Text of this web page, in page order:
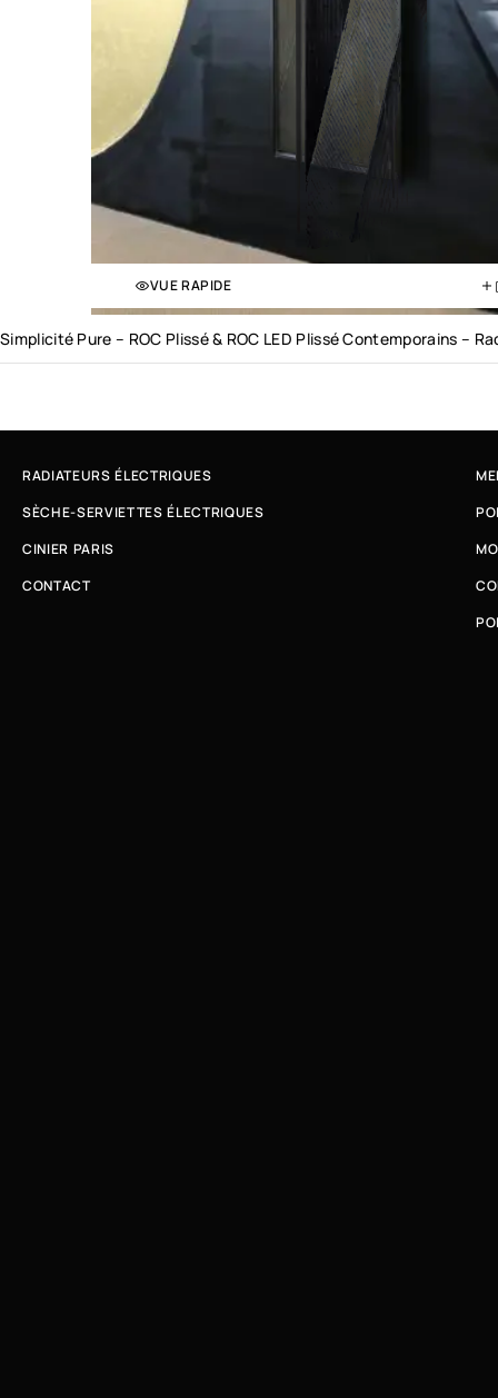
VUE RAPIDE
Simplicité Pure – ROC Plissé & ROC LED Plissé Contemporains –
RADIATEURS ÉLECTRIQUES
SÈCHE-SERVIETTES ÉLECTRIQUES
CINIER PARIS
CONTACT